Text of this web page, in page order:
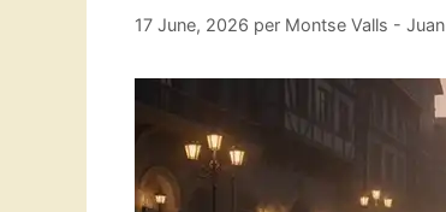
17 June, 2026 per Montse Valls -